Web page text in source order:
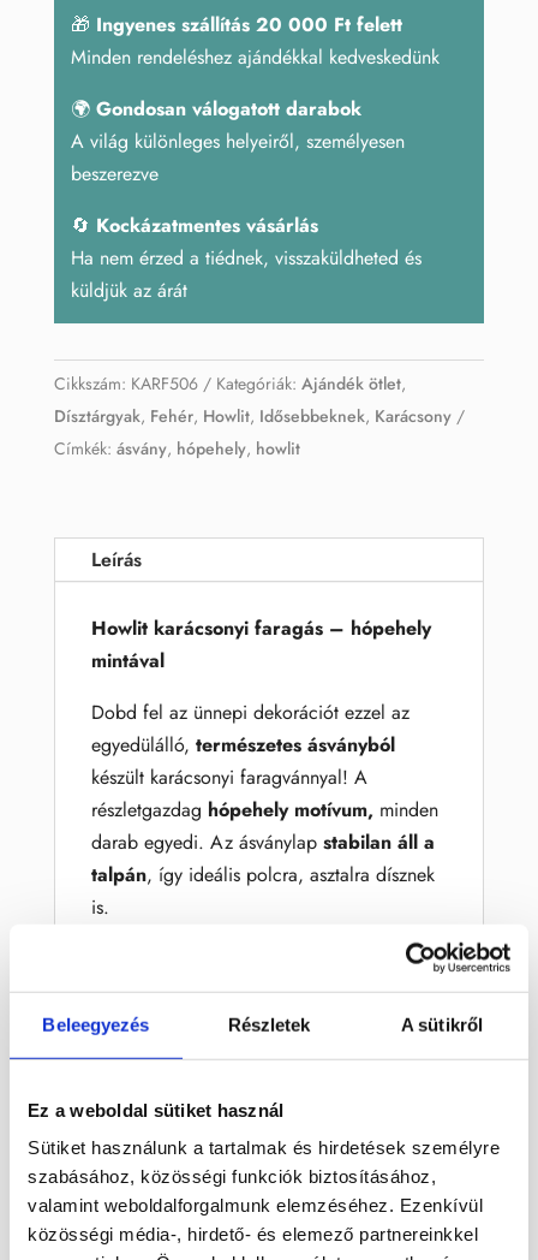
Beleegyezés Részletek A sütikről
Ez a weboldal sütiket használ
Sütiket használunk a tartalmak és hirdetések személyre
szabásához, közösségi funkciók biztosításához,
valamint weboldalforgalmunk elemzéséhez. Ezenkívül
közösségi média-, hirdető- és elemező partnereinkkel
🎁 Ingyenes szállítás 20 000 Ft felett
Minden rendeléshez ajándékkal kedveskedünk
🌍 Gondosan válogatott darabok
A világ különleges helyeiről, személyesen
beszerezve
🔄 Kockázatmentes vásárlás
Ha nem érzed a tiédnek, visszaküldheted és
küldjük az árát
Cikkszám: KARF506 Kategóriák: Ajándék ötlet,
Dísztárgyak, Fehér, Howlit, Idősebbeknek, Karácsony
Címkék: ásvány, hópehely, howlit
Leírás
Howlit karácsonyi faragás – hópehely
mintával
Dobd fel az ünnepi dekorációt ezzel az
egyedülálló, természetes ásványból
készült karácsonyi faragvánnyal! A
részletgazdag hópehely motívum, minden
darab egyedi. Az ásványlap stabilan áll a
talpán, így ideális polcra, asztalra dísznek
is.
🔸Talpán megálló kivitel– stabil,
mutatós darab
🔸 Faragott ünnepi motívum( hópehely)
ünnepi alkalomra
Az ásvány faragványok nemcsak
látványosak, hanem az ásványok energetikai
hatásait is közvetítik – ígyharmonizálnak,